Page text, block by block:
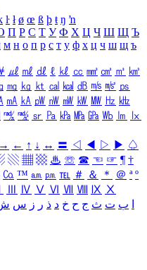
ŀ ł ø œ ß þ ŧ ŋ ŉ
П Р С Т У Ф Х Ц Ч Ш Щ Ъ
м н о п р с т у ф х ц ч ш щ ъ
㎕ ㎖ ㎗ ℓ ㎘ ㏄ ㎣ ㎤ ㎥ ㎦
㎎ ㎏ ㏏ ㎈ ㎉ ㏈ ㎧ ㎨ ㎰
㎃ ㎄ ㎺ ㎻ ㎽ ㎾ ㎿ ㎐ ㎑
㎮ ㎯ ㏛ ㎩ ㎪ ㎫ ㎬ ㏝ ㏐
㏓
→ ← ↑ ↓ ↔ 〓 ◁ ◀ ▷ ▶ ♤
▧ ▦ ▩ ♨ ☏ ☎ ☜ ☞ ¶ †
㏇ ™ ㏂ ㏘ ℡ ＃ ＆ ＊ ＠ ª º
Ⅳ Ⅴ Ⅵ Ⅶ Ⅷ Ⅸ Ⅹ
ب ت ث ج ح خ د ذ ر ز س